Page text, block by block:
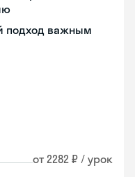
подход важным
от 2282 ₽ / урок